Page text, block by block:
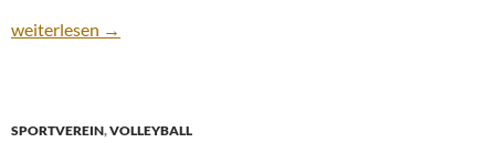
Ü40-Fußballer unterwegs!
weiterlesen →
SPORTVEREIN,VOLLEYBALL